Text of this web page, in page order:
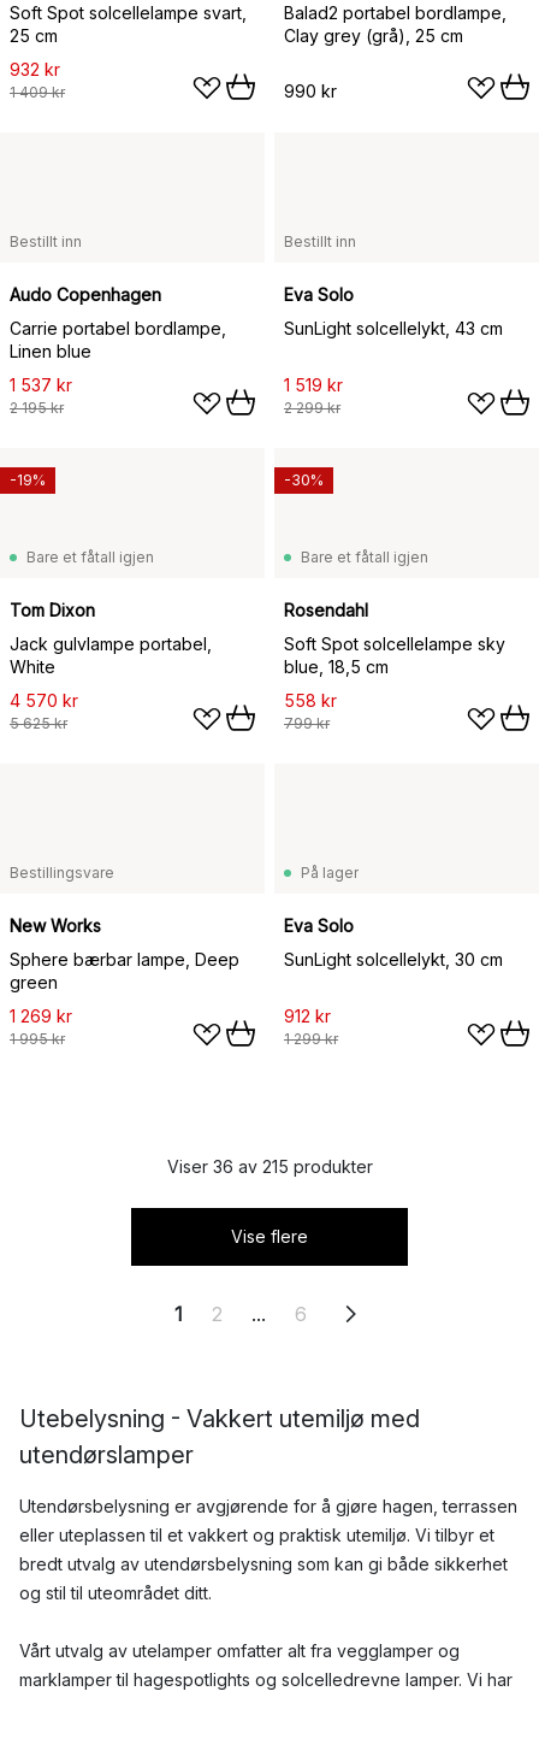
Soft Spot solcellelampe svart,
25 cm
932 kr
1 409 kr
Balad2 portabel bordlampe,
Clay grey (grå), 25 cm
990 kr
Bestillt inn
Audo Copenhagen
Carrie portabel bordlampe,
Linen blue
1 537 kr
2 195 kr
Bestillt inn
Eva Solo
SunLight solcellelykt, 43 cm
1 519 kr
2 299 kr
Bare et fåtall igjen
Tom Dixon
Jack gulvlampe portabel,
White
4 570 kr
5 625 kr
-19%
Bare et fåtall igjen
Rosendahl
Soft Spot solcellelampe sky
blue, 18,5 cm
558 kr
799 kr
-30%
Bestillingsvare
New Works
Sphere bærbar lampe, Deep
green
1 269 kr
1 995 kr
På lager
Eva Solo
SunLight solcellelykt, 30 cm
912 kr
1 299 kr
Viser 36 av 215 produkter
Vise flere
1 2 ... 6
Utebelysning - Vakkert utemiljø med
utendørslamper
Utendørsbelysning er avgjørende for å gjøre hagen, terrassen
eller uteplassen til et vakkert og praktisk utemiljø. Vi tilbyr et
bredt utvalg av utendørsbelysning som kan gi både sikkerhet
og stil til uteområdet ditt.
Vårt utvalg av utelamper omfatter alt fra vegglamper og
marklamper til hagespotlights og solcelledrevne lamper. Vi har